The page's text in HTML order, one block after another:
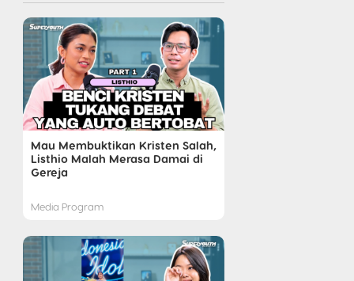
Mau Membuktikan Kristen Salah,
Listhio Malah Merasa Damai di
Gereja
Media Program